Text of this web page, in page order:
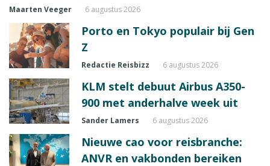
Maarten Veeger 6 augustus 2026
Porto en Tokyo populair bij Gen
Z
Redactie Reisbizz 6 augustus 2026
KLM stelt debuut Airbus A350-
900 met anderhalve week uit
Sander Lamers 6 augustus 2026
Nieuwe cao voor reisbranche:
ANVR en vakbonden bereiken